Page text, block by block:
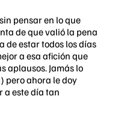
pensar en lo que
de que valió la pena
de estar todos los días
a esa afición que
aplausos. Jamás lo
pero ahora le doy
a este día tan